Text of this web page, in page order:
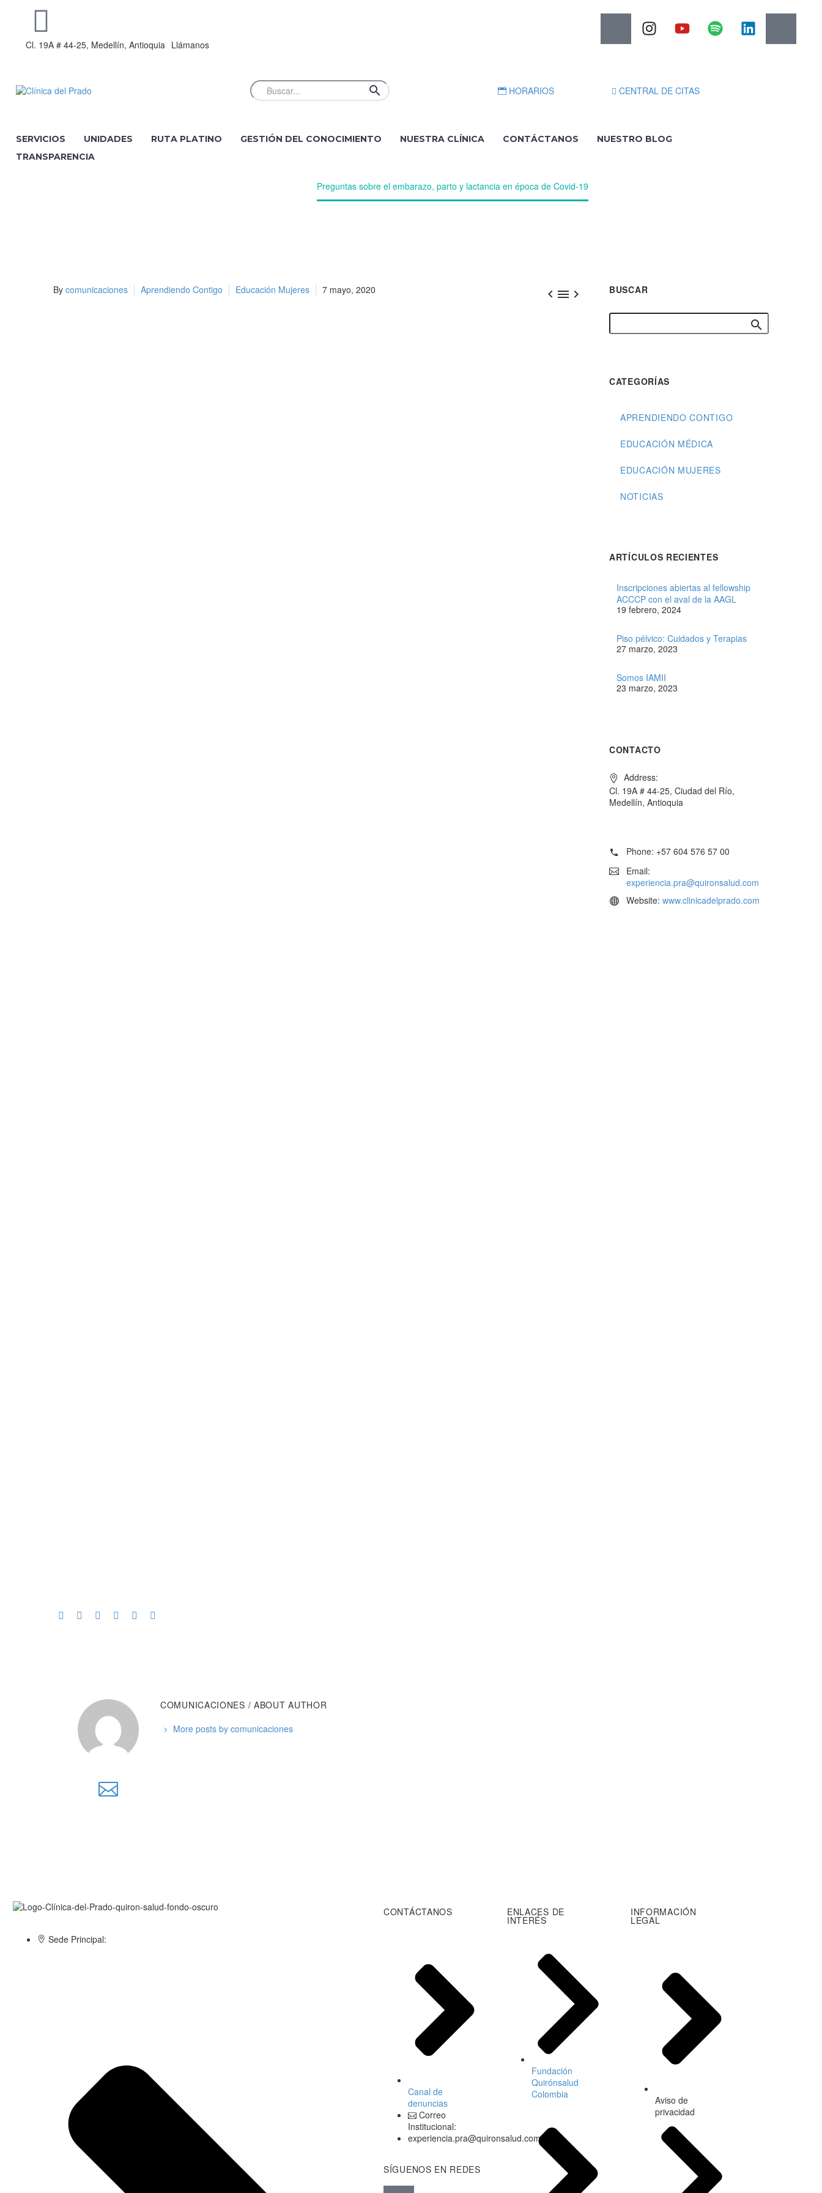
Cl. 19A # 44-25, Medellín, Antioquia Llámanos
HORARIOS CENTRAL DE CITAS
SERVICIOS UNIDADES RUTA PLATINO GESTIÓN DEL CONOCIMIENTO NUESTRA CLÍNICA CONTÁCTANOS
NUESTRO BLOG
TRANSPARENCIA
PREGUNTAS SOBRE EL EMBARAZO, PARTO Y LACTANCIA EN ÉPOCA DE COVID-19
Preguntas sobre el embarazo, parto y lactancia en época de Covid-19
  
By comunicaciones Aprendiendo Contigo Educación Mujeres 7 mayo, 2020
COMUNICACIONES / ABOUT AUTHOR
More posts by comunicaciones
BUSCAR
CATEGORÍAS
APRENDIENDO CONTIGO
EDUCACIÓN MÉDICA
EDUCACIÓN MUJERES
NOTICIAS
ARTÍCULOS RECIENTES
Inscripciones abiertas al fellowship
ACCCP con el aval de la AAGL
19 febrero, 2024
Piso pélvico: Cuidados y Terapias
27 marzo, 2023
Somos IAMII
23 marzo, 2023
CONTACTO
Address:
Cl. 19A # 44-25, Ciudad del Río,
Medellín, Antioquia
Phone: +57 604 576 57 00
Email:
experiencia.pra@quironsalud.com
Website: www.clinicadelprado.com
Sede Principal:
CONTÁCTANOS
Canal de
denuncias
Correo
Institucional:
experiencia.pra@quironsalud.com
SÍGUENOS EN REDES
ENLACES DE
INTERÉS
Fundación
Quirónsalud
Colombia
INFORMACIÓN
LEGAL
Aviso de
privacidad